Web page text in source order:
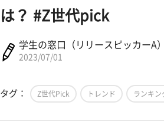
は？ #Z世代pick
学生の窓口（リリースピッカーA）
2023/07/01
タグ： Z世代Pick トレンド ランキン